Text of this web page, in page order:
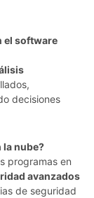
el software
decisiones
la nube?
programas en
avanzados
de seguridad